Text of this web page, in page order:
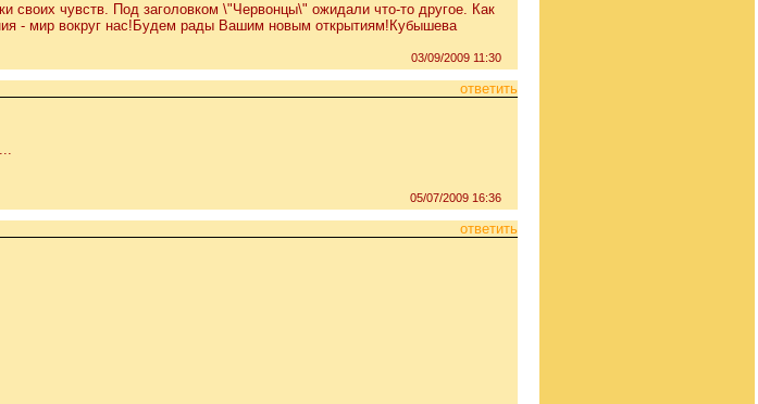
своих чувств. Под заголовком \"Червонцы\" ожидали что-то другое. Как
- мир вокруг нас!Будем рады Вашим новым открытиям!Кубышева
03/09/2009 11:30
ответить
05/07/2009 16:36
ответить